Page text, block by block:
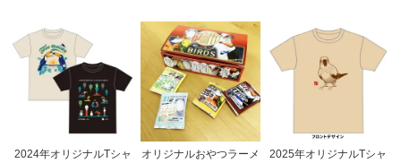
2024年オリジナルTシャ
オリジナルおやつラーメ
2025年オリジナルTシャ